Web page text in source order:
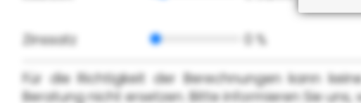
Zinssatz 0 %
Für die Richtigkeit der Berechnungen kann
Beratung nicht ersetzen. Bitte informieren Sie